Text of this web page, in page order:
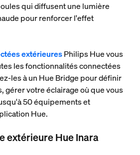
qui diffusent une lumière
pour renforcer l'effet
extérieuresPhilips Hue vous
les fonctionnalités connectées
les à un Hue Bridge pour définir
gérer votre éclairage où que vous
50 équipements et
Hue.
extérieure Hue Inara